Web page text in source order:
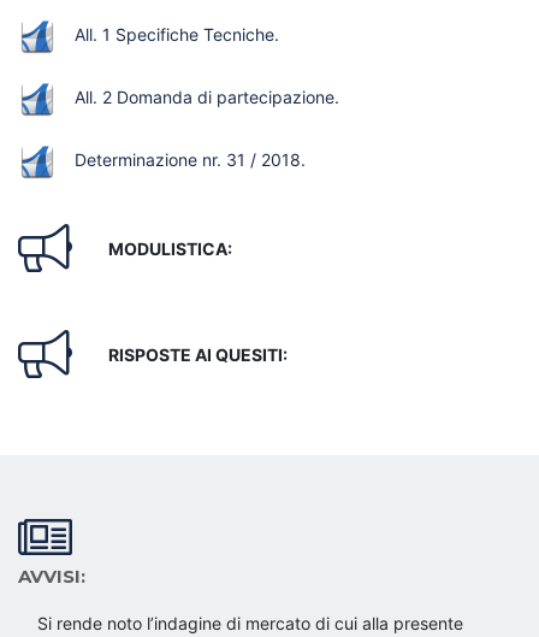
All. 1 Specifiche Tecniche.
All. 2 Domanda di partecipazione.
Determinazione nr. 31 / 2018.
MODULISTICA:
RISPOSTE AI QUESITI:
AVVISI:
Si rende noto l’indagine di mercato di cui alla presente